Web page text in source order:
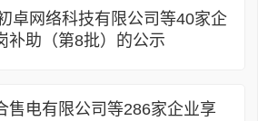
卓网络科技有限公司等40家企
补助（第8批）的公示
售电有限公司等286家企业享